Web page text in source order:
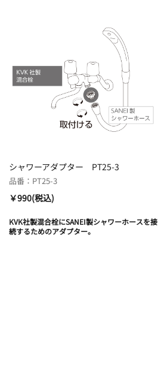
シャワーアダプター PT25-3
品番：PT25-3
￥990(税込)
KVK社製混合栓にSANEI製シャワーホースを接
続するためのアダプター。